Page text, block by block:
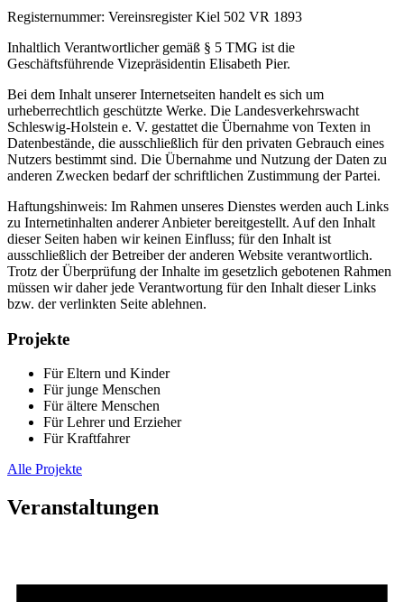
Registernummer: Vereinsregister Kiel 502 VR 1893
Inhaltlich Verantwortlicher gemäß § 5 TMG ist die
Geschäftsführende Vizepräsidentin Elisabeth Pier.
Bei dem Inhalt unserer Internetseiten handelt es sich um
urheberrechtlich geschützte Werke. Die Landesverkehrswacht
Schleswig-Holstein e. V. gestattet die Übernahme von Texten in
Datenbestände, die ausschließlich für den privaten Gebrauch eines
Nutzers bestimmt sind. Die Übernahme und Nutzung der Daten zu
anderen Zwecken bedarf der schriftlichen Zustimmung der Partei.
Haftungshinweis: Im Rahmen unseres Dienstes werden auch Links
zu Internetinhalten anderer Anbieter bereitgestellt. Auf den Inhalt
dieser Seiten haben wir keinen Einfluss; für den Inhalt ist
ausschließlich der Betreiber der anderen Website verantwortlich.
Trotz der Überprüfung der Inhalte im gesetzlich gebotenen Rahmen
müssen wir daher jede Verantwortung für den Inhalt dieser Links
bzw. der verlinkten Seite ablehnen.
Projekte
Für Eltern und Kinder
Für junge Menschen
Für ältere Menschen
Für Lehrer und Erzieher
Für Kraftfahrer
Alle Projekte
Veranstaltungen